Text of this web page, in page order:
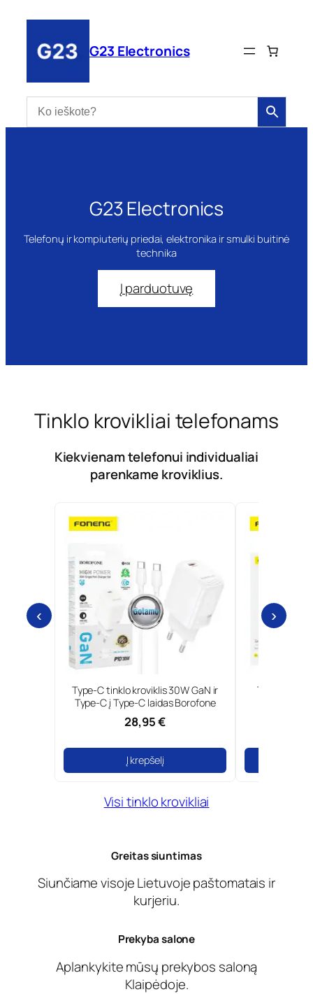
turinio
G23 Electronics
G23 Electronics
Telefonų ir kompiuterių priedai, elektronika ir smulki buitinė
technika
Į parduotuvę
Tinklo krovikliai telefonams
Kiekvienam telefonui individualiai
parenkame kroviklius.
‹
Type-C tinklo kroviklis 30W GaN ir
Type-C į Type-C laidas Borofone
28,95 €
Į krepšelį
Tinklo
›
Visi tinklo krovikliai
Greitas siuntimas
Siunčiame visoje Lietuvoje paštomatais ir
kurjeriu.
Prekyba salone
Aplankykite mūsų prekybos saloną
Klaipėdoje.